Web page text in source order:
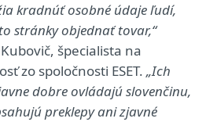
kradnúť osobné údaje ľudí,
stránky objednať tovar,“
špecialista na
zo spoločnosti ESET. „Ich
dobre ovládajú slovenčinu,
preklepy ani zjavné